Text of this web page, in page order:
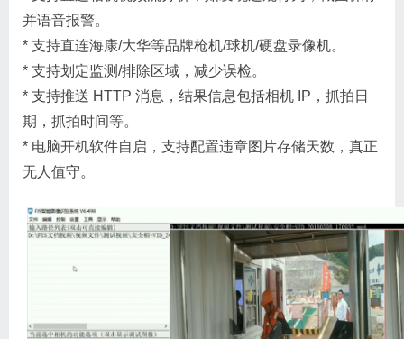
并语音报警。
* 支持直连海康/大华等品牌枪机/球机/硬盘录像机。
* 支持划定监测/排除区域，减少误检。
* 支持推送 HTTP 消息，结果信息包括相机 IP，抓拍日
期，抓拍时间等。
* 电脑开机软件自启，支持配置违章图片存储天数，真正
无人值守。